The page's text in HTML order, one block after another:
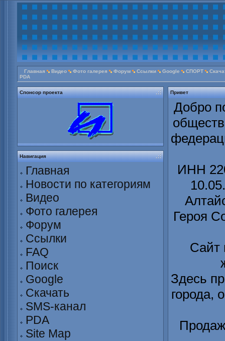
Главная Видео Фото галерея Форум Ссылки Google СПОРТ
PDA
Спонсор проекта
Навигация
Главная
Новости по категориям
Видео
Фото галерея
Форум
Ссылки
FAQ
Поиск
Google
Скачать
SMS-канал
PDA
Site Map
Привет
Добро
ИНН
Героя
Сайт
Здесь
города,